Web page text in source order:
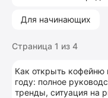
Для начинающих
Страница 1 из 4
Как открыть кофейню
году: полное
тренды, ситуация на